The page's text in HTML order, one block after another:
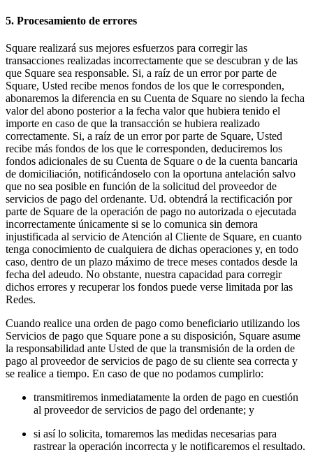
5. Procesamiento de errores
Square realizará sus mejores esfuerzos para corregir las
transacciones realizadas incorrectamente que se descubran y de las
que Square sea responsable. Si, a raíz de un error por parte de
Square, Usted recibe menos fondos de los que le corresponden,
abonaremos la diferencia en su Cuenta de Square no siendo la fecha
valor del abono posterior a la fecha valor que hubiera tenido el
importe en caso de que la transacción se hubiera realizado
correctamente. Si, a raíz de un error por parte de Square, Usted
recibe más fondos de los que le corresponden, deduciremos los
fondos adicionales de su Cuenta de Square o de la cuenta bancaria
de domiciliación, notificándoselo con la oportuna antelación salvo
que no sea posible en función de la solicitud del proveedor de
servicios de pago del ordenante. Ud. obtendrá la rectificación por
parte de Square de la operación de pago no autorizada o ejecutada
incorrectamente únicamente si se lo comunica sin demora
injustificada al servicio de Atención al Cliente de Square, en cuanto
tenga conocimiento de cualquiera de dichas operaciones y, en todo
caso, dentro de un plazo máximo de trece meses contados desde la
fecha del adeudo. No obstante, nuestra capacidad para corregir
dichos errores y recuperar los fondos puede verse limitada por las
Redes.
Cuando realice una orden de pago como beneficiario utilizando los
Servicios de pago que Square pone a su disposición, Square asume
la responsabilidad ante Usted de que la transmisión de la orden de
pago al proveedor de servicios de pago de su cliente sea correcta y
se realice a tiempo. En caso de que no podamos cumplirlo:
transmitiremos inmediatamente la orden de pago en cuestión
al proveedor de servicios de pago del ordenante; y
si así lo solicita, tomaremos las medidas necesarias para
rastrear la operación incorrecta y le notificaremos el resultado.